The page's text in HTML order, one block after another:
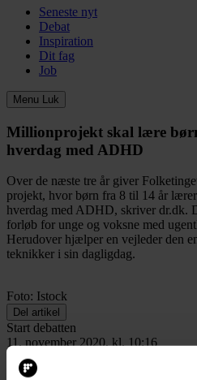
Seneste nyt
Debat
Inspiration
Dit fag
Job
Menu Luk
Millionprojekt skal lære
hverdag med ADHD
Over de næste tre år giver
projekt, hvor børn fra 8 til 14 år
hverdag med ADHD, skriver dr.dk.
forløb for unge og voksne med
Herudover hjælper en vejleder den
teknikker i sin dagligdag.
Foto: Istock
Del artikel
Start debatten
11. november 2020, kl. 10:16
Denne artikel er flyttet fra en